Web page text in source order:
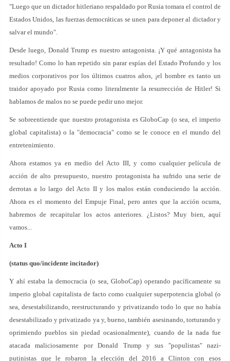
"Luego que un dictador hitleriano respaldado por Rusia tomara el control de
Estados Unidos, las fuerzas democráticas se unen para deponer al dictador y
salvar el mundo".
Desde luego, Donald Trump es nuestro antagonista. ¡Y qué antagonista ha
resultado! Como lo han repetido sin parar espías del Estado Profundo y los
medios corporativos por los últimos cuatros años, ¡el hombre es tanto un
traidor apoyado por Rusia como literalmente la resurrección de Hitler! Si
hablamos de malos no se puede pedir uno mejor.
Se sobreentiende que nuestro protagonista es GloboCap (o sea, el imperio
global capitalista) o la "democracia" como se le conoce en el mundo del
entretenimiento.
Ahora estamos ya en medio del Acto III, y como cualquier película de
acción de alto presupuesto, nuestro protagonista ha sufrido una serie de
derrotas a lo largo del Acto II y los malos están conduciendo la acción.
Ahora es el momento del Empuje Final, pero antes que la acción ocurra,
habremos de recapitular los actos anteriores. ¿Listos? Muy bien, aquí
vamos...
Acto I
(status quo/incidente incitador)
Y ahí estaba la democracia (o sea, GloboCap) operando pacíficamente su
imperio global capitalista de facto como cualquier superpotencia global (o
sea, desestabilizando, reestructurando y privatizando todo lo que no había
desestabilizado y privatizado ya y, bueno, también asesinando, torturando y
oprimiendo pueblos sin piedad ocasionalmente), cuando de la nada fue
atacada maliciosamente por Donald Trump y sus "populistas" nazi-
putinistas que le robaron la elección del 2016 a Clinton con esos